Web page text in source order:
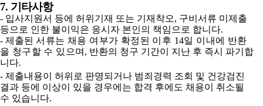
7. 기타사항
- 입사지원서 등에 허위기재 또는 기재착오, 구비서류 미제출
등으로 인한 불이익은 응시자 본인의 책임으로 합니다.
- 제출된 서류는 채용 여부가 확정된 이후 14일 이내에 반환
을 청구할 수 있으며 , 반환의 청구 기간이 지난 후 즉시 파기합
니다.
- 제출내용이 허위로 판명되거나 범죄경력 조회 및 건강검진
결과 등에 이상이 있을 경우에는 합격 후에도 채용이 취소될
수 있습니다.